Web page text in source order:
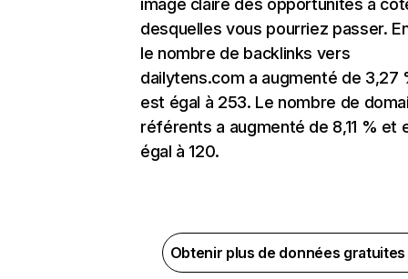
image claire des opportunités à
desquelles vous pourriez passer.
le nombre de backlinks vers
dailytens.com a augmenté de 3,27
est égal à 253. Le nombre de
référents a augmenté de 8,11 % et
égal à 120.
Obtenir plus de données